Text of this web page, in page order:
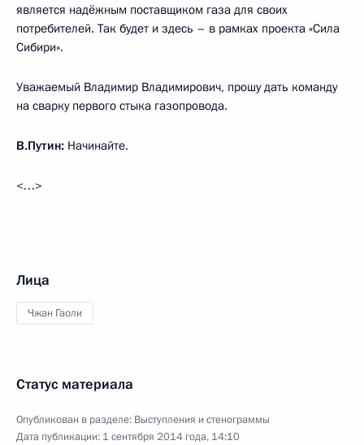
является надёжным поставщиком газа для своих
потребителей. Так будет и здесь – в рамках проекта «Сила
Сибири».
Уважаемый Владимир Владимирович, прошу дать команду
на сварку первого стыка газопровода.
В.Путин: Начинайте.
<…>
Лица
Чжан Гаоли
Статус материала
Опубликован в разделе: Выступления и стенограммы
Дата публикации: 1 сентября 2014 года, 14:10